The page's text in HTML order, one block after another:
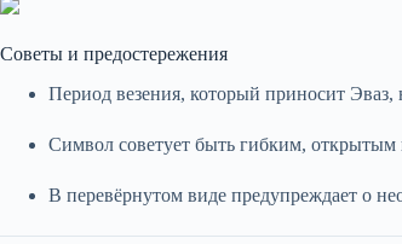
Советы и предостережения
Период везения, который приносит
Символ советует быть гибким, открытым
В перевёрнутом виде предупреждает о